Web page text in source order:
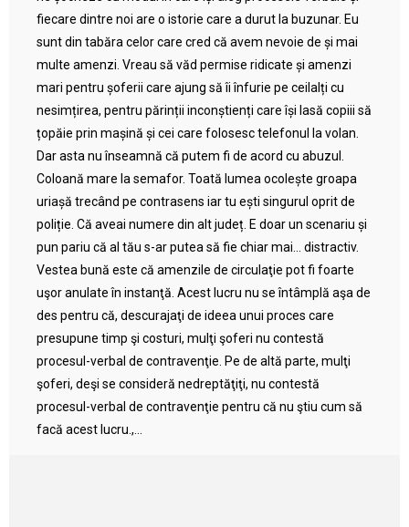
fiecare dintre noi are o istorie care a durut la buzunar. Eu
sunt din tabăra celor care cred că avem nevoie de și mai
multe amenzi. Vreau să văd permise ridicate și amenzi
mari pentru șoferii care ajung să îi înfurie pe ceilalți cu
nesimțirea, pentru părinții inconștienți care își lasă copiii să
țopăie prin mașină și cei care folosesc telefonul la volan.
Dar asta nu înseamnă că putem fi de acord cu abuzul.
Coloană mare la semafor. Toată lumea ocolește groapa
uriașă trecând pe contrasens iar tu ești singurul oprit de
poliție. Că aveai numere din alt județ. E doar un scenariu și
pun pariu că al tău s-ar putea să fie chiar mai… distractiv.
Vestea bună este că amenzile de circulaţie pot fi foarte
uşor anulate în instanţă. Acest lucru nu se întâmplă aşa de
des pentru că, descurajaţi de ideea unui proces care
presupune timp şi costuri, mulţi şoferi nu contestă
procesul-verbal de contravenţie. Pe de altă parte, mulţi
şoferi, deşi se consideră nedreptăţiţi, nu contestă
procesul-verbal de contravenţie pentru că nu ştiu cum să
facă acest lucru.,...